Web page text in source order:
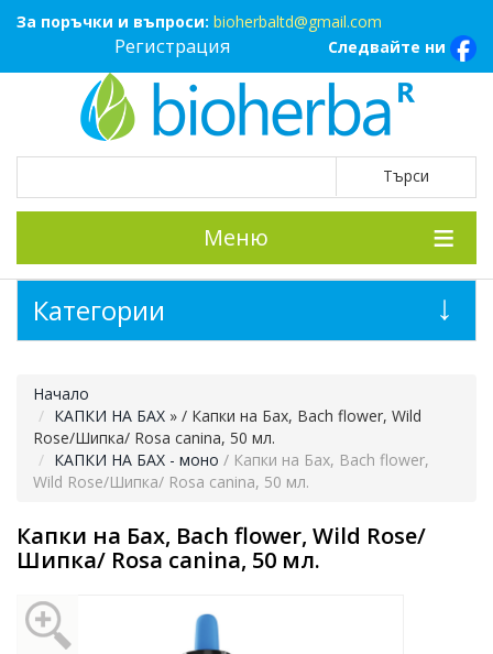
За поръчки и въпроси: bioherbaltd@gmail.com
Следвайте ни
Регистрация
Меню
Начало
КАПКИ НА БАХ » / Капки на Бах, Bach flower, Wild
Rose/Шипка/ Rosa canina, 50 мл.
КАПКИ НА БАХ - моно / Капки на Бах, Bach flower,
Wild Rose/Шипка/ Rosa canina, 50 мл.
Капки на Бах, Bach flower, Wild Rose/
Шипка/ Rosa canina, 50 мл.
Категории